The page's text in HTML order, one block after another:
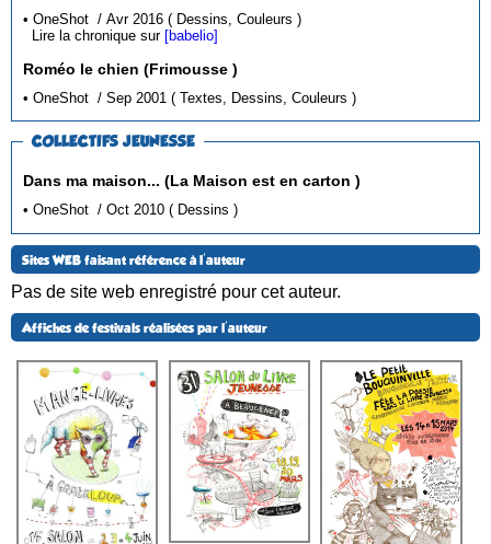
• OneShot / Avr 2016 ( Dessins, Couleurs )
Lire la chronique sur [babelio]
Roméo le chien (Frimousse )
• OneShot / Sep 2001 ( Textes, Dessins, Couleurs )
COLLECTIFS JEUNESSE
Dans ma maison... (La Maison est en carton )
• OneShot / Oct 2010 ( Dessins )
Sites WEB faisant référence à l'auteur
Pas de site web enregistré pour cet auteur.
Affiches de festivals réalisées par l'auteur